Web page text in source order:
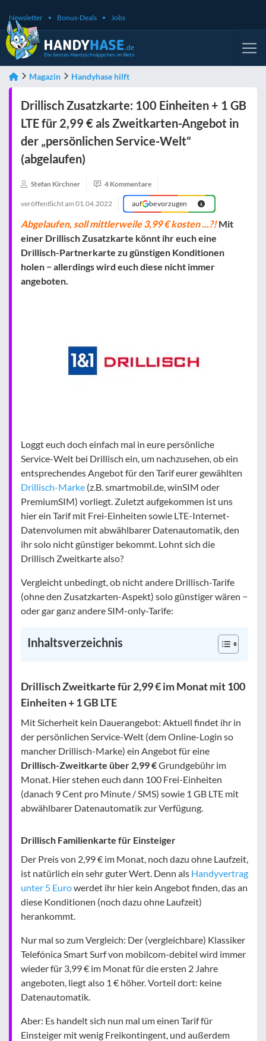
Newsletter Bonus-Deals Jobs
Magazin Handyhase hilft
Drillisch Zusatzkarte: 100 Einheiten + 1 GB
LTE für 2,99 € als Zweitkarten-Angebot in
der „persönlichen Service-Welt“
(abgelaufen)
Stefan Kirchner 4 Kommentare
veröffentlicht am 01.04.2022 auf bevorzugen
Abgelaufen, soll mittlerweile 3,99 € kosten ...?! Mit
einer Drillisch Zusatzkarte könnt ihr euch eine
Drillisch-Partnerkarte zu günstigen Konditionen
holen − allerdings wird euch diese nicht immer
angeboten.
Loggt euch doch einfach mal in eure persönliche
Service-Welt bei Drillisch ein, um nachzusehen, ob ein
entsprechendes Angebot für den Tarif eurer gewählten
Drillisch-Marke (z.B. smartmobil.de, winSIM oder
PremiumSIM) vorliegt. Zuletzt aufgekommen ist uns
hier ein Tarif mit Frei-Einheiten sowie LTE-Internet-
Datenvolumen mit abwählbarer Datenautomatik, den
ihr solo nicht günstiger bekommt. Lohnt sich die
Drillisch Zweitkarte also?
Vergleicht unbedingt, ob nicht andere Drillisch-Tarife
(ohne den Zusatzkarten-Aspekt) solo günstiger wären −
oder gar ganz andere SIM-only-Tarife:
Inhaltsverzeichnis
Drillisch Zweitkarte für 2,99 € im Monat mit 100
Einheiten + 1 GB LTE
Mit Sicherheit kein Dauerangebot: Aktuell findet ihr in
der persönlichen Service-Welt (dem Online-Login so
mancher Drillisch-Marke) ein Angebot für eine
Drillisch-Zweitkarte über 2,99 €Grundgebühr im
Monat. Hier stehen euch dann 100 Frei-Einheiten
(danach 9 Cent pro Minute / SMS) sowie 1 GB LTE mit
abwählbarer Datenautomatik zur Verfügung.
Drillisch Familienkarte für Einsteiger
Der Preis von 2,99 € im Monat, noch dazu ohne Laufzeit,
ist natürlich ein sehr guter Wert. Denn als Handyvertrag
unter 5 Eurowerdet ihr hier kein Angebot finden, das an
diese Konditionen (noch dazu ohne Laufzeit)
herankommt.
Nur mal so zum Vergleich: Der (vergleichbare) Klassiker
Telefónica Smart Surf von mobilcom-debitel wird immer
wieder für 3,99 € im Monat für die ersten 2 Jahre
angeboten, liegt also 1 € höher. Vorteil dort: keine
Datenautomatik.
Aber: Es handelt sich nun mal um einen Tarif für
Einsteiger mit wenig Freikontingent, und außerdem